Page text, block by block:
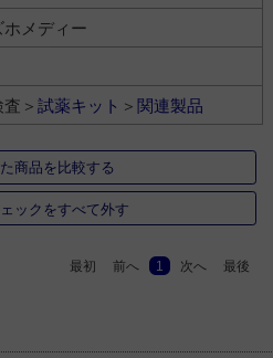
メディー
＞ 試薬キット ＞ 関連製品
商品を比較する
ックをすべて外す
最初 前へ 1 次へ 最後